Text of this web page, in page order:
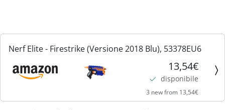
Nerf Elite - Firestrike (Versione 2018 Blu), 53378EU6
13,54€
disponibile
3 new from 13,54€